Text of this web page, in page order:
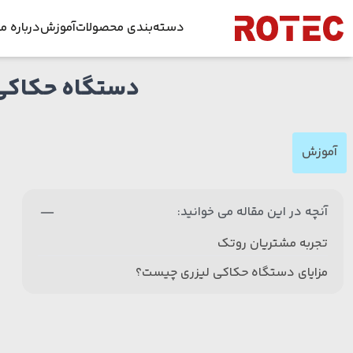
دسته‌بندی محصولات
دستگاه برش لیزری
تیوب لیزر
آموزش
راهنمای
درباره
دستگاه
آموزش
آنچه در این مقاله می خوانید:
تجربه مشتریان روتک
مزایای دستگاه حکاکی لیزری چیست؟